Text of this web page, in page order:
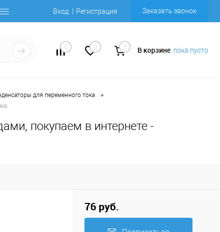
Вход Регистрация Заказать звонок
0 0 0 В корзине пока пусто
для переменного тока •
покупаем в интернете -
76 руб.